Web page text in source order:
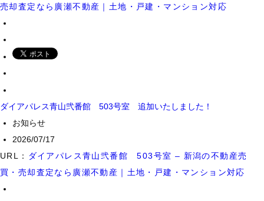
売却査定なら廣瀬不動産｜土地・戸建・マンション対応
ダイアパレス青山弐番館 503号室 追加いたしました！
お知らせ
2026/07/17
URL：
ダイアパレス青山弐番館 503号室 – 新潟の不動産売
買・売却査定なら廣瀬不動産｜土地・戸建・マンション対応